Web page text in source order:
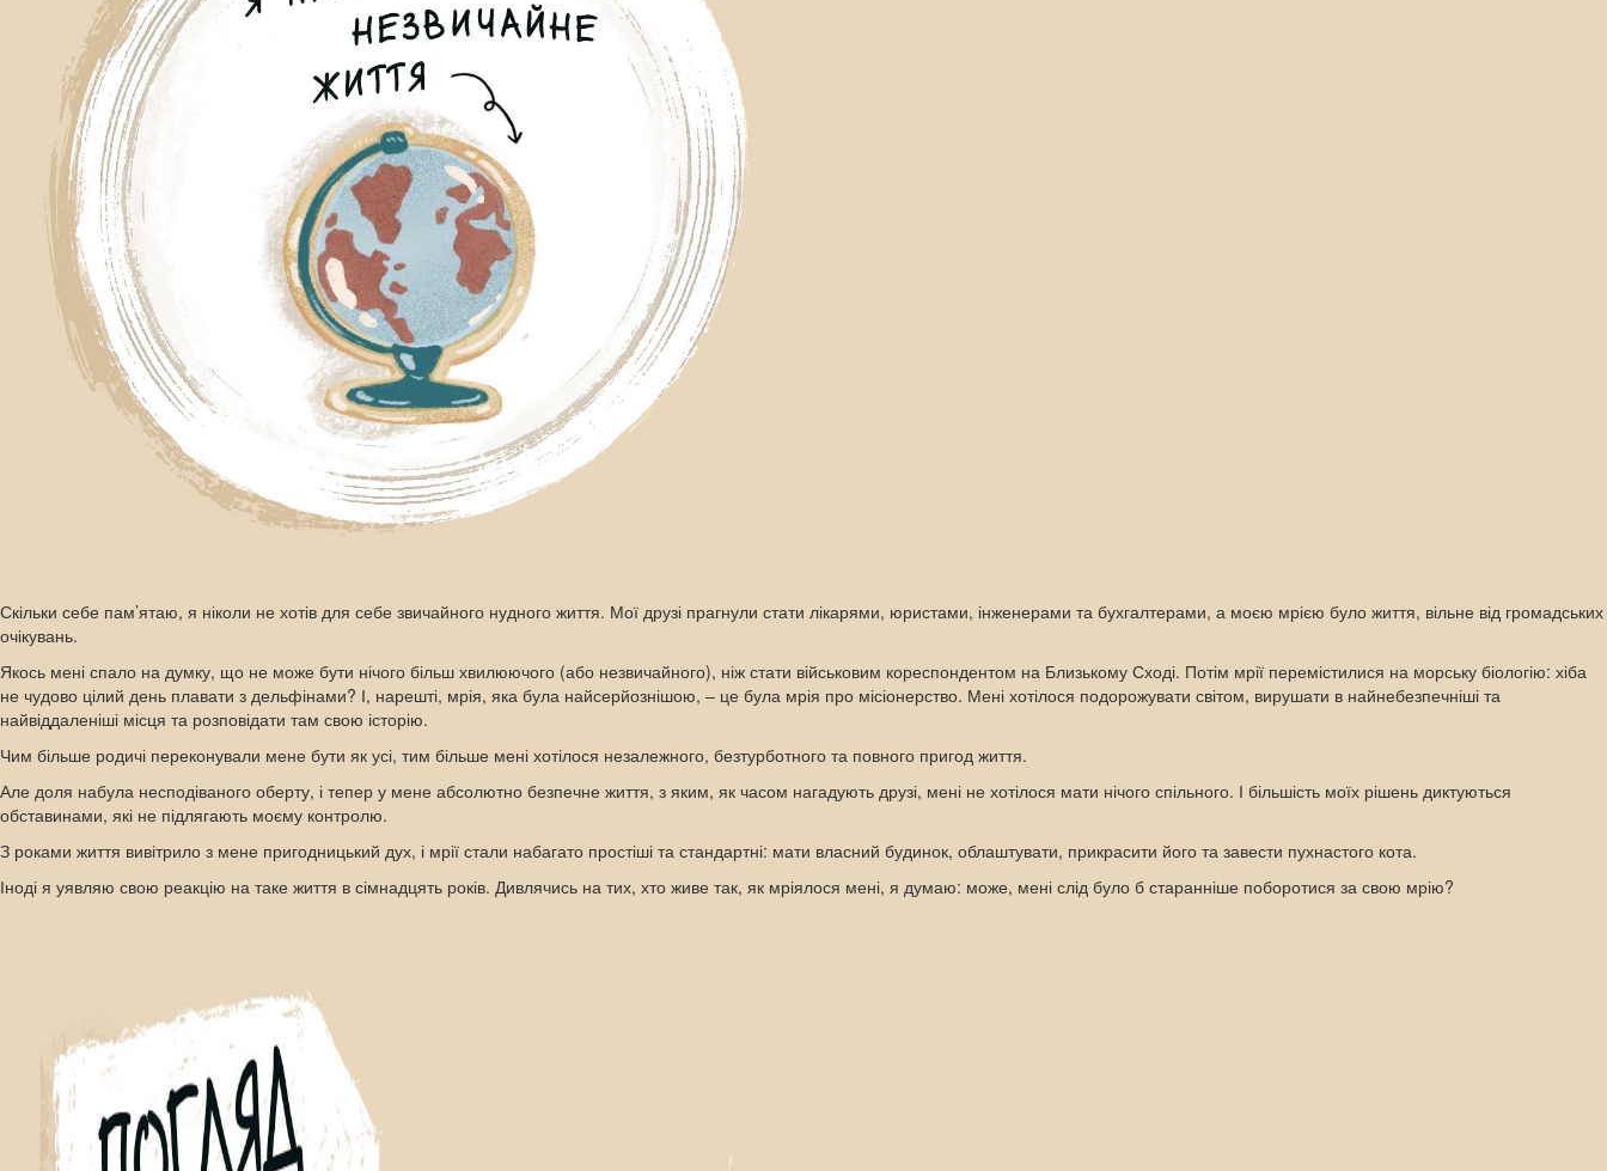
Скільки себе пам’ятаю, я ніколи не хотів для себе звичайного нудного життя. Мої друзі прагнули стати лікарями, юристами, інженерами та бухгалтерами, а моєю мрією було життя, вільне від громадських
очікувань.
Якось мені спало на думку, що не може бути нічого більш хвилюючого (або незвичайного), ніж стати військовим кореспондентом на Близькому Сході. Потім мрії перемістилися на морську біологію: хіба
не чудово цілий день плавати з дельфінами? І, нарешті, мрія, яка була найсерйознішою, – це була мрія про місіонерство. Мені хотілося подорожувати світом, вирушати в найнебезпечніші та
найвіддаленіші місця та розповідати там свою історію.
Чим більше родичі переконували мене бути як усі, тим більше мені хотілося незалежного, безтурботного та повного пригод життя.
Але доля набула несподіваного оберту, і тепер у мене абсолютно безпечне життя, з яким, як часом нагадують друзі, мені не хотілося мати нічого спільного. І більшість моїх рішень диктуються
обставинами, які не підлягають моєму контролю.
З роками життя вивітрило з мене пригодницький дух, і мрії стали набагато простіші та стандартні: мати власний будинок, облаштувати, прикрасити його та завести пухнастого кота.
Іноді я уявляю свою реакцію на таке життя в сімнадцять років. Дивлячись на тих, хто живе так, як мріялося мені, я думаю: може, мені слід було б старанніше поборотися за свою мрію?